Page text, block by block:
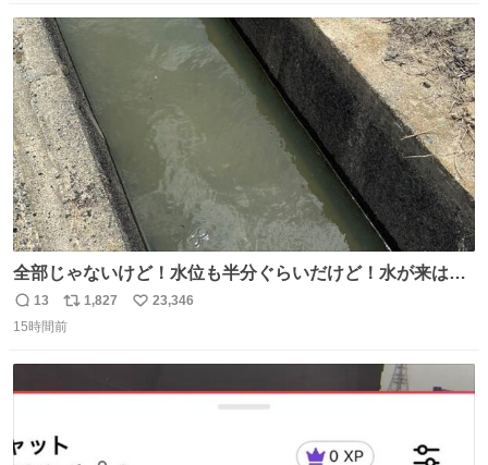
ト
数
全部じゃないけど！水位も半分ぐらいだけど！水が来はじ
めたよ！！！ 作業してくれた方々ありがとーーー
ー！！！！！！！！！！！！！！！！！！！！！！！！！
返
信
13
リ
ポ
1,827
い
23,346
15時間前